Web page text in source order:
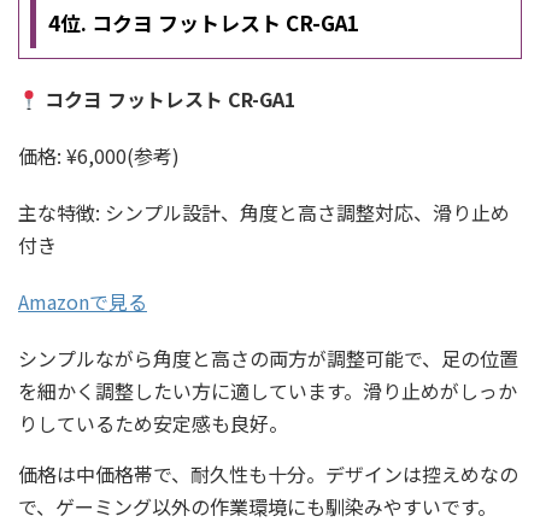
4位. コクヨ フットレスト CR-GA1
コクヨ フットレスト CR-GA1
価格: ¥6,000(参考)
主な特徴: シンプル設計、角度と高さ調整対応、滑り止め
付き
Amazonで見る
シンプルながら角度と高さの両方が調整可能で、足の位置
を細かく調整したい方に適しています。滑り止めがしっか
りしているため安定感も良好。
価格は中価格帯で、耐久性も十分。デザインは控えめなの
で、ゲーミング以外の作業環境にも馴染みやすいです。